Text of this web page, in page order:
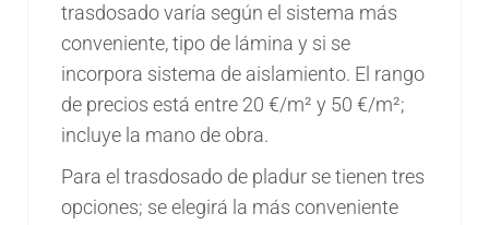
trasdosado varía según el sistema más
conveniente, tipo de lámina y si se
incorpora sistema de aislamiento. El rango
de precios está entre 20 €/m² y 50 €/m²;
incluye la mano de obra.
Para el trasdosado de pladur se tienen tres
opciones; se elegirá la más conveniente